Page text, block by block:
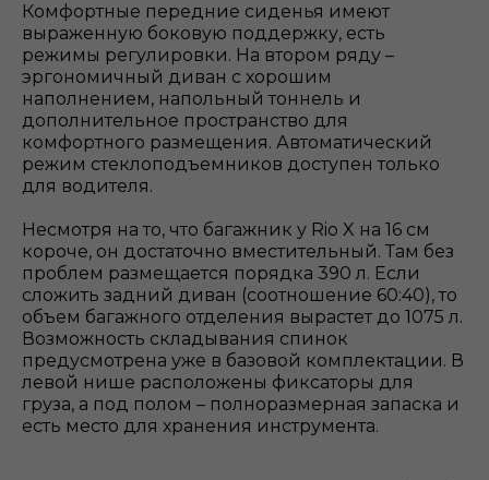
Комфортные передние сиденья имеют
выраженную боковую поддержку, есть
режимы регулировки. На втором ряду –
эргономичный диван с хорошим
наполнением, напольный тоннель и
дополнительное пространство для
комфортного размещения. Автоматический
режим стеклоподъемников доступен только
для водителя.
Несмотря на то, что багажник у Rio X на 16 см
короче, он достаточно вместительный. Там без
проблем размещается порядка 390 л. Если
сложить задний диван (соотношение 60:40), то
объем багажного отделения вырастет до 1075 л.
Возможность складывания спинок
предусмотрена уже в базовой комплектации. В
левой нише расположены фиксаторы для
груза, а под полом – полноразмерная запаска и
есть место для хранения инструмента.